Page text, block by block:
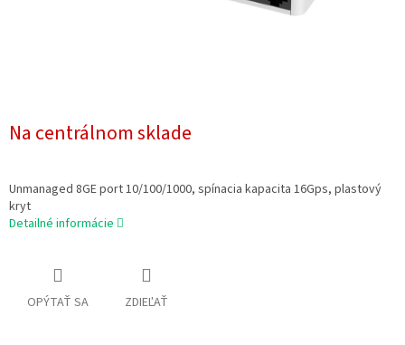
Na centrálnom sklade
Unmanaged 8GE port 10/100/1000, spínacia kapacita 16Gps, plastový
kryt
Detailné informácie
OPÝTAŤ SA ZDIEĽAŤ